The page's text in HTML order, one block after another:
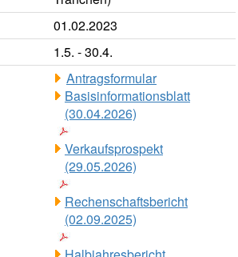
01.02.2023
1.5. - 30.4.
Antragsformular
Basisinformationsblatt
(30.04.2026)
Verkaufsprospekt
(29.05.2026)
Rechenschaftsbericht
(02.09.2025)